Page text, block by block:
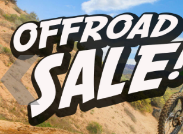
Previous